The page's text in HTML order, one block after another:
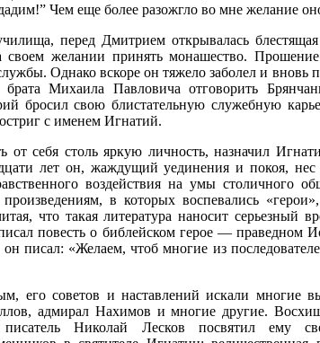
Чем еще более разожгло во мне желание
перед Дмитрием открывалась
своем желании принять монашество.
Однако вскоре он тяжело заболел и вновь
Михаила Павловича отговорить
бросил свою блистательную служебную
с именем Игнатий.
от себя столь яркую личность, назначил
лет он, жаждущий уединения и покоя, нес
воздействия на умы столичного
в которых воспевались
что такая литература наносит серьезный
повесть о библейском герое — праведном
писал: «Желаем, чтоб многие из
его советов и наставлений искали многие
адмирал Нахимов и многие другие.
писатель Николай Лесков посвятил ему